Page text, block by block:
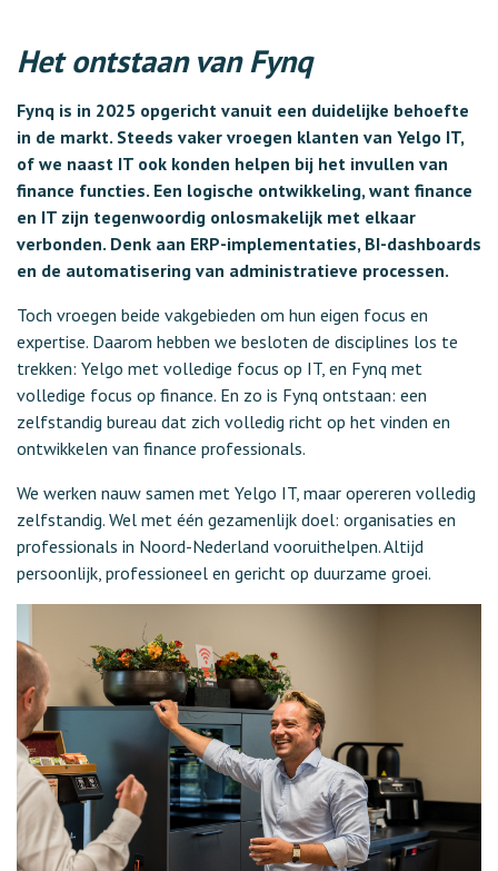
Het ontstaan van Fynq
Fynq is in 2025 opgericht vanuit een duidelijke behoefte
in de markt. Steeds vaker vroegen klanten van Yelgo IT,
of we naast IT ook konden helpen bij het invullen van
finance functies. Een logische ontwikkeling, want finance
en IT zijn tegenwoordig onlosmakelijk met elkaar
verbonden. Denk aan ERP-implementaties, BI-dashboards
en de automatisering van administratieve processen.
Toch vroegen beide vakgebieden om hun eigen focus en
expertise. Daarom hebben we besloten de disciplines los te
trekken: Yelgo met volledige focus op IT, en Fynq met
volledige focus op finance. En zo is Fynq ontstaan: een
zelfstandig bureau dat zich volledig richt op het vinden en
ontwikkelen van finance professionals.
We werken nauw samen met Yelgo IT, maar opereren volledig
zelfstandig. Wel met één gezamenlijk doel: organisaties en
professionals in Noord-Nederland vooruithelpen. Altijd
persoonlijk, professioneel en gericht op duurzame groei.